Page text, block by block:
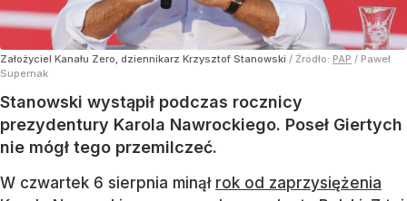
Założyciel Kanału Zero, dziennikarz Krzysztof Stanowski / Źródło: PAP / Paweł
Supernak
Stanowski wystąpił podczas rocznicy
prezydentury Karola Nawrockiego. Poseł Giertych
nie mógł tego przemilczeć.
W czwartek 6 sierpnia minął rok od zaprzysiężenia